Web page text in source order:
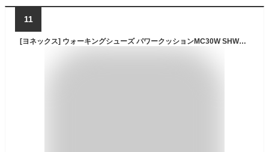
11
[ヨネックス] ウォーキングシューズ パワークッションMC30W SHWMC30W メンズ ダークブラウン(040) 25.5cm